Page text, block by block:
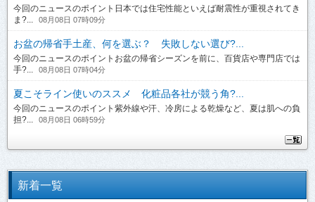
今回のニュースのポイント日本では住宅性能といえば耐震性が重視されてき
ま?...
08月08日 07時09分
お盆の帰省手土産、何を選ぶ？ 失敗しない選び?...
今回のニュースのポイントお盆の帰省シーズンを前に、百貨店や専門店では
手?...
08月08日 07時04分
夏こそライン使いのススメ 化粧品各社が競う角?...
今回のニュースのポイント紫外線や汗、冷房による乾燥など、夏は肌への負
担?...
08月08日 06時59分
新着一覧